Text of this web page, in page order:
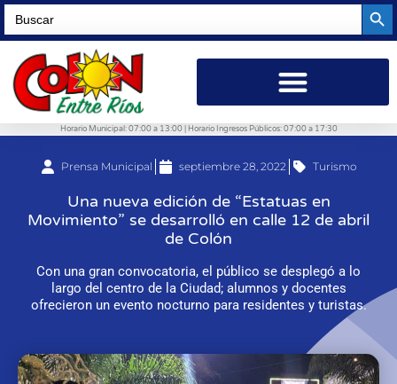
Search
for:
Horario Municipal: 07:00 a 13:00 | Horario Ingresos Públicos: 07:00 a 17:30
Prensa Municipal septiembre 28, 2022 Turismo
Una nueva edición de “Estatuas en
Movimiento” se desarrolló en calle 12 de abril
de Colón
Con una gran convocatoria, el público se desplegó a lo
largo del centro de la Ciudad; alumnos y docentes
ofrecieron un evento nocturno para residentes y turistas.